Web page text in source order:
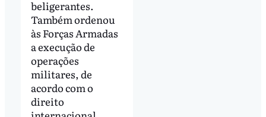
beligerantes.
Também ordenou
às Forças Armadas
a execução de
operações
militares, de
acordo com o
direito